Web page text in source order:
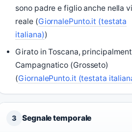
sono padre e figlio anche nella
reale (GiornalePunto.it (testata
italiana))
Girato in Toscana,
Campagnatico (Grosseto)
(GiornalePunto.it (testata
3 Segnale temporale